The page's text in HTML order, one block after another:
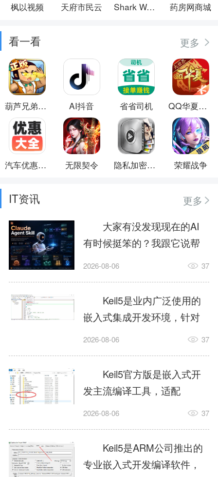
枫以视频 天府市民云 Shark Wear 药房网商城
看一看 更多
葫芦兄弟：七子降妖 AI抖音 省省司机 QQ华夏手游
汽车优惠大全 无限契令 隐私加密保险箱 荣耀战争
IT资讯
更多
大家有没发现现在的AI
有时候挺笨的？我跟它说帮
我订个明天早上的闹钟，它
这样？因为AI，就是个只会
耍嘴皮子的书呆子。它脑子
里有海量知识，但没有真正
激发出来实力。而
AgentSkill，就是给AI大脑装
上的一双机械手，它真的能
解决很多问题。1什么是
AgentSkillSkill指...
2026-08-06 37
Keil5是业内广泛使用的
嵌入式集成开发环境，针对
ARM、51内核单片机提供编
力，代码编译稳定，调试工
具成熟，大量开源项目基于
该平台开发。新项目需要单
独下载对应芯片支持包，新
手配置难度较高，正版商业
授权费用不菲，未授权版本
存在程序容量限制，适合硬
2026-08-06 37
Keil5官方版是嵌入式开
发主流编译工具，适配
STM32、51单片机等多款芯
在线调试、代码仿真，兼容
众多厂商芯片安装包。软件
需要手动添加器件库，初次
2026-08-06 37
Keil5是ARM公司推出的
专业嵌入式开发编译软件，